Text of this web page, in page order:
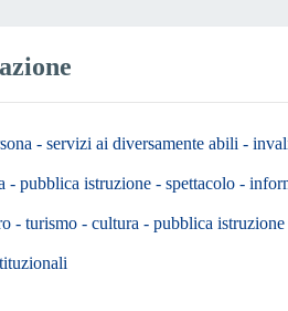
- servizi ai diversamente abili -
pubblica istruzione - spettacolo -
- turismo - cultura - pubblica